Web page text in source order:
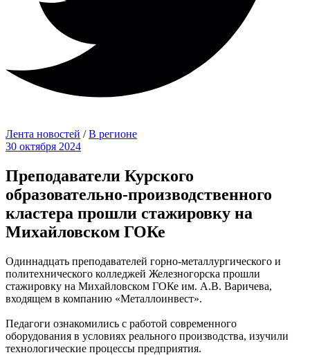
Лента новостей /В регионе
30 октября 2024
Преподаватели Курского
образовательно-производственного
кластера прошли стажировку на
Михайловском ГОКе
Одиннадцать преподавателей горно-металлургического и
политехнического колледжей Железногорска прошли
стажировку на Михайловском ГОКе им. А.В. Варичева,
входящем в компанию «Металлоинвест».
Педагоги ознакомились с работой современного
оборудования в условиях реального производства, изучили
технологические процессы предприятия.